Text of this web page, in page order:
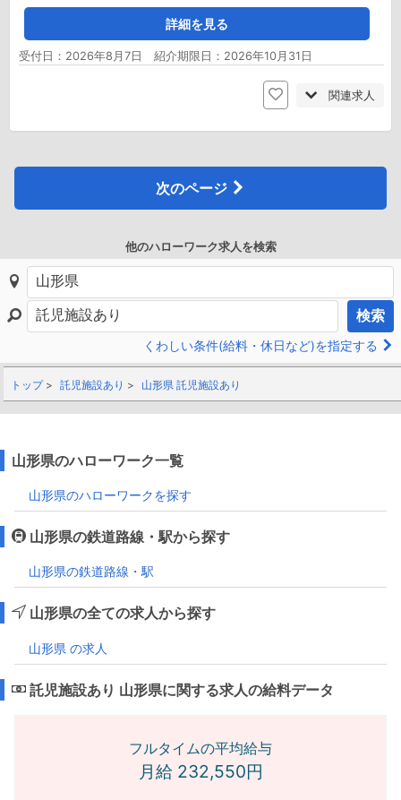
詳細を見る
受付日：2026年8月7日 紹介期限日：2026年10月31日
関連求人
次のページ
他のハローワーク求人を検索
検索
くわしい条件(給料・休日など)を指定する
トップ 託児施設あり 山形県 託児施設あり
山形県のハローワーク一覧
山形県のハローワークを探す
山形県の鉄道路線・駅から探す
山形県の鉄道路線・駅
山形県の全ての求人から探す
山形県 の求人
託児施設あり 山形県に関する求人の給料データ
フルタイムの平均給与
月給 232,550円